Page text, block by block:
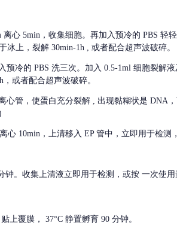
离心 5min，收集细胞。再加入预冷的 PBS 轻
上，裂解 30min-1h , 或者配合超声波破碎。
预冷的 PBS 洗三次。加入 0.5-1ml 细胞裂解
或者配合超声波破碎。
心管，使蛋白充分裂解 , 出现黏糊状是 DNA
心 10min，上清移入 EP 管中，立即用于检测
钟。收集上清液立即用于检测，或按 一次使用
上覆膜， 37°C 静置孵育 90 分钟。